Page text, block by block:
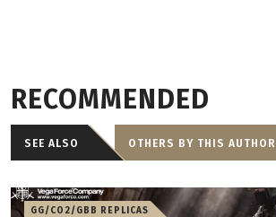
RECOMMENDED
SEE ALSO OTHERS BY THIS AUTHOR
GG/CO2/GBB REPLICAS